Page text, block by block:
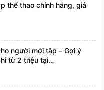
thể thao chính hãng, giá
người mới tập – Gợi ý
từ 2 triệu tại